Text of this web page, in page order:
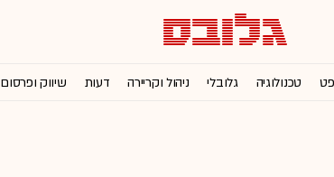
טכנולוגיה גלובלי ניהול וקריירה דעות שיווק ופרסום